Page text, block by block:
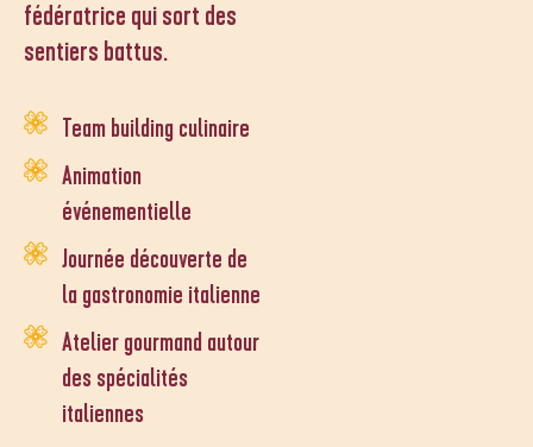
fédératrice qui sort des
sentiers battus.
Team building culinaire
Animation
événementielle
Journée découverte de
la gastronomie italienne
Atelier gourmand autour
des spécialités
italiennes